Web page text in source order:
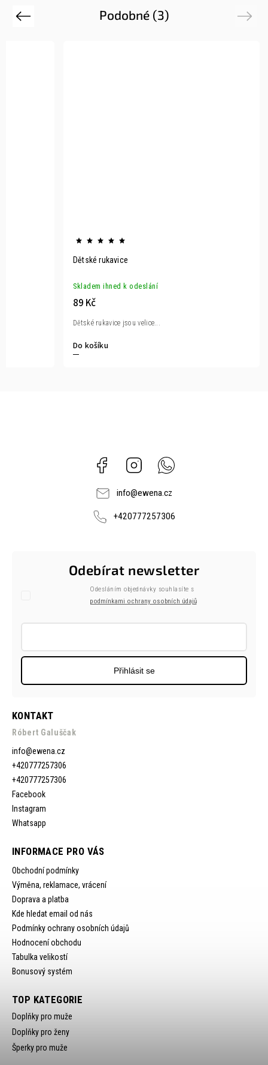
Podobné (3)
Previous
Dětské rukavice
Skladem ihned k odeslání
89 Kč
Do košíku
Dětské rukavice jsou velice...
Next
Facebook Instagram
info@ewena.cz
+420777257306
KONTAKT
Róbert Galuščak
info@ewena.cz
+420777257306
+420777257306
Facebook
Instagram
Whatsapp
INFORMACE PRO VÁS
Obchodní podmínky
Výměna, reklamace, vrácení
Doprava a platba
Kde hledat email od nás
Podmínky ochrany osobních údajů
Hodnocení obchodu
Tabulka velikostí
Bonusový systém
Odebírat newsletter
Odesláním objednávky souhlasíte s
podmínkami ochrany osobních údajů
Přihlásit se
TOP KATEGORIE
Doplňky pro muže
Doplňky pro ženy
Šperky pro muže